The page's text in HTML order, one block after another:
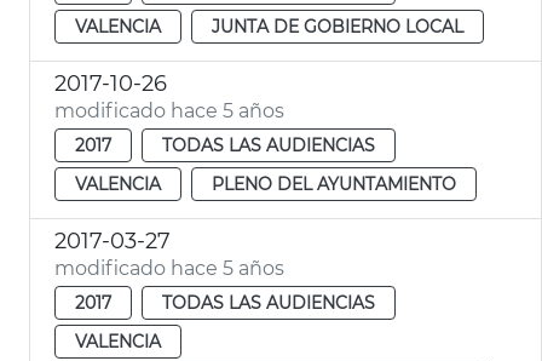
VALENCIA
JUNTA DE GOBIERNO LOCAL
2017-10-26
modificado hace 5 años
2017
TODAS LAS AUDIENCIAS
VALENCIA
PLENO DEL AYUNTAMIENTO
2017-03-27
modificado hace 5 años
2017
TODAS LAS AUDIENCIAS
VALENCIA